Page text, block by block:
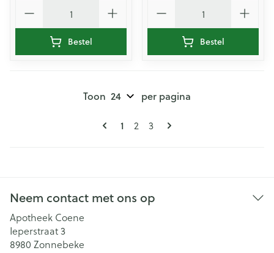
Bestel Bestel
Pagina's
U lees momenteel pagina
1 Pagina
2 Pagina
3
Toon per pagina
Neem contact met ons op
Apotheek Coene
Ieperstraat 3
8980 Zonnebeke